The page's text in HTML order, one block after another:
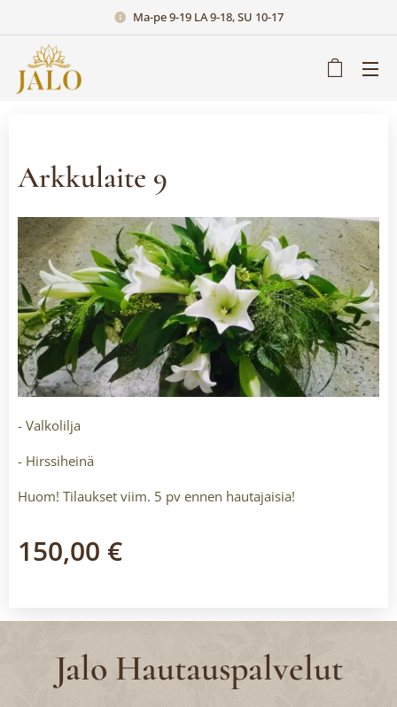
Ma-pe 9-19 LA 9-18, SU 10-17
Arkkulaite 9
- Valkolilja
- Hirssiheinä
Huom! Tilaukset viim. 5 pv ennen hautajaisia!
150,00 €
Jalo Hautauspalvelut